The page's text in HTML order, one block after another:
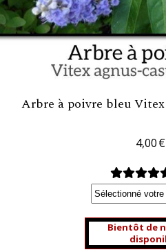
Arbre à poivre bleu
4,00€
Bientôt de